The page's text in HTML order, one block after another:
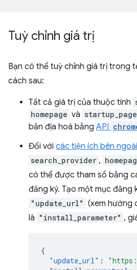
Tuỳ chỉnh giá trị
Bạn có thể tuỳ chỉnh giá trị trong
cách sau:
Tất cả giá trị của thuộc tính
homepage và
bản địa hoá bằng API
Đối với các tiện ích bên ngoài
search_provider ,
có thể được tham số bằng
đăng ký. Tạo một mục đăng
"update_url" (xem hướng
là "install_parameter" ,
{
"update_url" :